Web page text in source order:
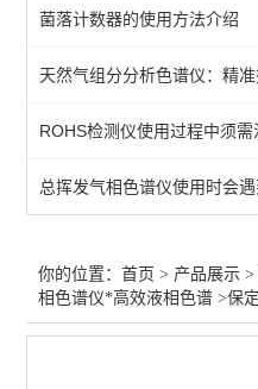
微波消解仪-红外测温
菌落计数器的使用方法介绍
天然气组分分析色谱仪：精
ROHS检测仪使用过程中须需
总挥发气相色谱仪使用时会
你的位置：首页 > 产品展示
相色谱仪*高效液相色谱 >保